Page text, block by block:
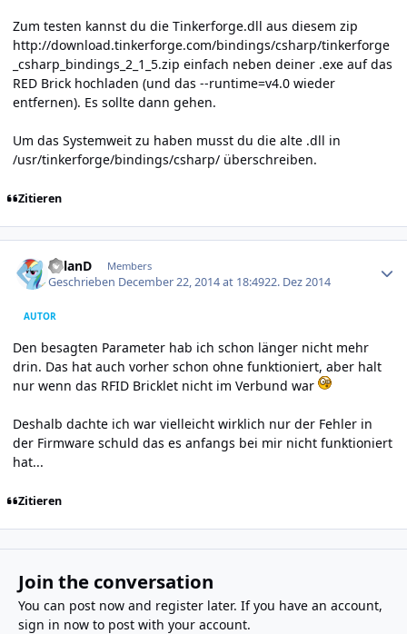
Zum testen kannst du die Tinkerforge.dll aus diesem zip
http://download.tinkerforge.com/bindings/csharp/tinkerforge
_csharp_bindings_2_1_5.zip einfach neben deiner .exe auf das
RED Brick hochladen (und das --runtime=v4.0 wieder
entfernen). Es sollte dann gehen.
Um das Systemweit zu haben musst du die alte .dll in
/usr/tinkerforge/bindings/csharp/ überschreiben.
Zitieren
R0lanD Members
Geschrieben December 22, 2014 at 18:4922. Dez 2014
AUTOR
Den besagten Parameter hab ich schon länger nicht mehr
drin. Das hat auch vorher schon ohne funktioniert, aber halt
nur wenn das RFID Bricklet nicht im Verbund war
Deshalb dachte ich war vielleicht wirklich nur der Fehler in
der Firmware schuld das es anfangs bei mir nicht funktioniert
hat...
Zitieren
Join the conversation
You can post now and register later. If you have an account,
sign in nowto post with your account.